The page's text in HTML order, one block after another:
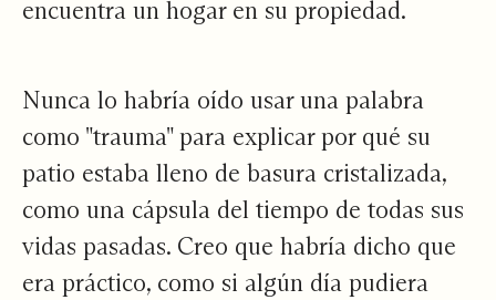
encuentra un hogar en su propiedad.
Nunca lo habría oído usar una palabra
como "trauma" para explicar por qué su
patio estaba lleno de basura cristalizada,
como una cápsula del tiempo de todas sus
vidas pasadas. Creo que habría dicho que
era práctico, como si algún día pudiera